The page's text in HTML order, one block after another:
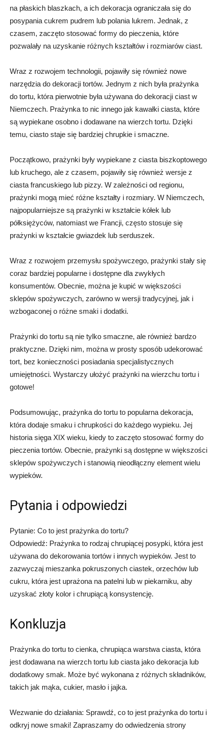
na płaskich blaszkach, a ich dekoracja ograniczała się do
posypania cukrem pudrem lub polania lukrem. Jednak, z
czasem, zaczęto stosować formy do pieczenia, które
pozwalały na uzyskanie różnych kształtów i rozmiarów ciast.
Wraz z rozwojem technologii, pojawiły się również nowe
narzędzia do dekoracji tortów. Jednym z nich była prażynka
do tortu, która pierwotnie była używana do dekoracji ciast w
Niemczech. Prażynka to nic innego jak kawałki ciasta, które
są wypiekane osobno i dodawane na wierzch tortu. Dzięki
temu, ciasto staje się bardziej chrupkie i smaczne.
Początkowo, prażynki były wypiekane z ciasta biszkoptowego
lub kruchego, ale z czasem, pojawiły się również wersje z
ciasta francuskiego lub pizzy. W zależności od regionu,
prażynki mogą mieć różne kształty i rozmiary. W Niemczech,
najpopularniejsze są prażynki w kształcie kółek lub
półksiężyców, natomiast we Francji, często stosuje się
prażynki w kształcie gwiazdek lub serduszek.
Wraz z rozwojem przemysłu spożywczego, prażynki stały się
coraz bardziej popularne i dostępne dla zwykłych
konsumentów. Obecnie, można je kupić w większości
sklepów spożywczych, zarówno w wersji tradycyjnej, jak i
wzbogaconej o różne smaki i dodatki.
Prażynki do tortu są nie tylko smaczne, ale również bardzo
praktyczne. Dzięki nim, można w prosty sposób udekorować
tort, bez konieczności posiadania specjalistycznych
umiejętności. Wystarczy ułożyć prażynki na wierzchu tortu i
gotowe!
Podsumowując, prażynka do tortu to popularna dekoracja,
która dodaje smaku i chrupkości do każdego wypieku. Jej
historia sięga XIX wieku, kiedy to zaczęto stosować formy do
pieczenia tortów. Obecnie, prażynki są dostępne w większości
sklepów spożywczych i stanowią nieodłączny element wielu
wypieków.
Pytania i odpowiedzi
Pytanie: Co to jest prażynka do tortu?
Odpowiedź: Prażynka to rodzaj chrupiącej posypki, która jest
używana do dekorowania tortów i innych wypieków. Jest to
zazwyczaj mieszanka pokruszonych ciastek, orzechów lub
cukru, która jest uprażona na patelni lub w piekarniku, aby
uzyskać złoty kolor i chrupiącą konsystencję.
Konkluzja
Prażynka do tortu to cienka, chrupiąca warstwa ciasta, która
jest dodawana na wierzch tortu lub ciasta jako dekoracja lub
dodatkowy smak. Może być wykonana z różnych składników,
takich jak mąka, cukier, masło i jajka.
Wezwanie do działania: Sprawdź, co to jest prażynka do tortu i
odkryj nowe smaki! Zapraszamy do odwiedzenia strony